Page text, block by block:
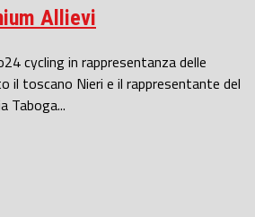
Allievi
cycling in rappresentanza delle
il toscano Nieri e il rappresentante del
Taboga...